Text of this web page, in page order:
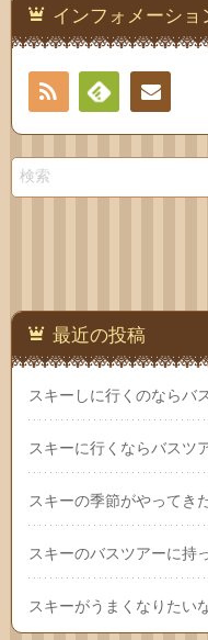
インフォメーショ
RSS
Feedlyお問
最近の投稿
スキーしに行くのならバ
スキーに行くならバスツ
スキーの季節がやってき
スキーのバスツアーに持
スキーがうまくなりたい